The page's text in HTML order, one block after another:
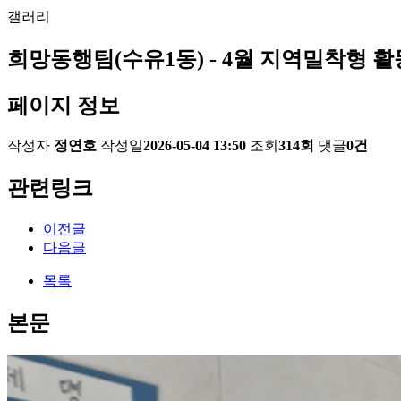
갤러리
희망동행팀(수유1동) - 4월 지역밀착형 활
페이지 정보
작성자 정연호 작성일2026-05-04 13:50 조회 314회 댓글0건
관련링크
이전글
다음글
목록
본문